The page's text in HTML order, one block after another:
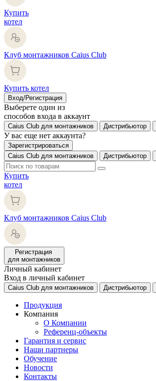
Купить
котел
Клуб монтажников Caius Club
Купить котел
Вход/Регистрация
Выберете один из
способов входа в аккаунт
Caius Club для монтажников Дистрибьютор
У вас еще нет аккаунта?
Зарегистрироваться
Caius Club для монтажников
Дистрибьютор
Купить
котел
Клуб монтажников Caius Club
Регистрация
для монтажников
Личный кабинет
Вход в личный кабинет
Caius Club для монтажников Дистрибьютор
Продукция
Компания
О Компании
Референц-объекты
Гарантия и сервис
Наши партнеры
Обучение
Новости
Контакты